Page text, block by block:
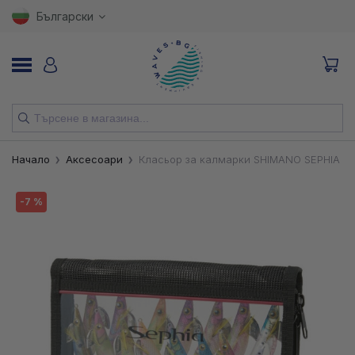
Български
НОВИ
ВЪДИЦИ
ПРИМАМКИ
КУКИ
Начало Аксесоари Класьор за калмарки SHIMANO SEPHIA
-7 %